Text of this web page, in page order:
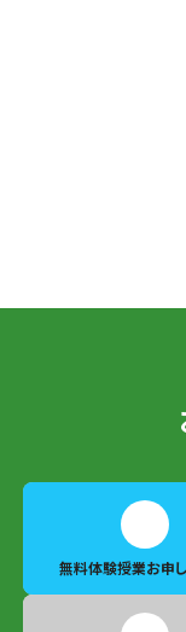
無料体験授業お申